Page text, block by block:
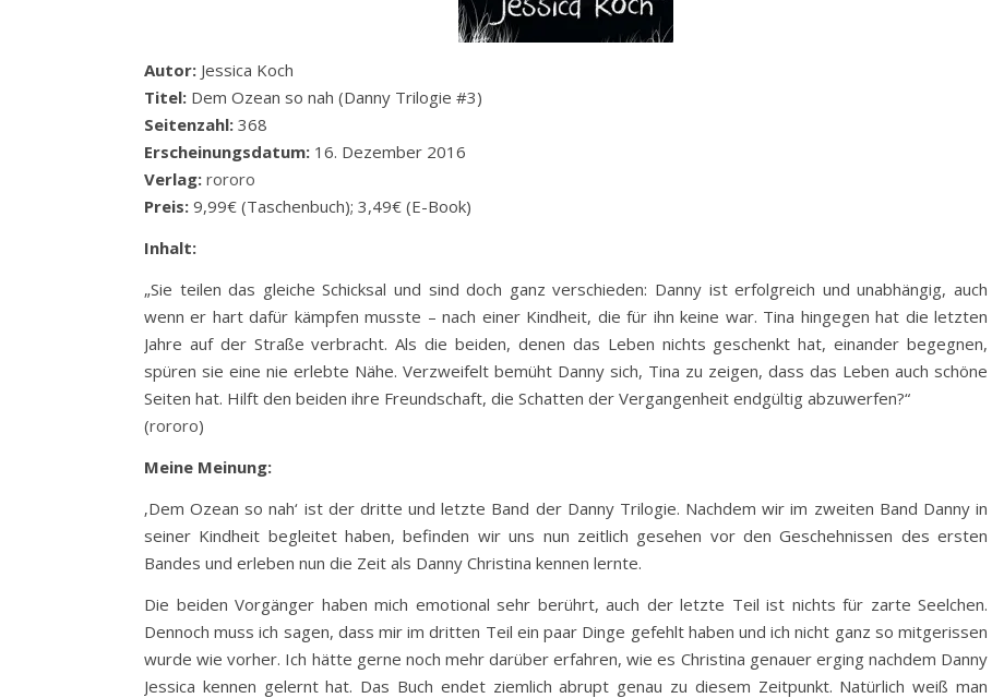
Autor: Jessica Koch
Titel: Dem Ozean so nah (Danny Trilogie #3)
Seitenzahl: 368
Erscheinungsdatum: 16. Dezember 2016
Verlag: rororo
Preis: 9,99€ (Taschenbuch); 3,49€ (E-Book)
Inhalt:
„Sie teilen das gleiche Schicksal und sind doch ganz verschieden: Danny ist erfolgreich und unabhängig, auch
wenn er hart dafür kämpfen musste – nach einer Kindheit, die für ihn keine war. Tina hingegen hat die letzten
Jahre auf der Straße verbracht. Als die beiden, denen das Leben nichts geschenkt hat, einander begegnen,
spüren sie eine nie erlebte Nähe. Verzweifelt bemüht Danny sich, Tina zu zeigen, dass das Leben auch schöne
Seiten hat. Hilft den beiden ihre Freundschaft, die Schatten der Vergangenheit endgültig abzuwerfen?“
(rororo)
Meine Meinung:
‚Dem Ozean so nah‘ ist der dritte und letzte Band der Danny Trilogie. Nachdem wir im zweiten Band Danny in
seiner Kindheit begleitet haben, befinden wir uns nun zeitlich gesehen vor den Geschehnissen des ersten
Bandes und erleben nun die Zeit als Danny Christina kennen lernte.
Die beiden Vorgänger haben mich emotional sehr berührt, auch der letzte Teil ist nichts für zarte Seelchen.
Dennoch muss ich sagen, dass mir im dritten Teil ein paar Dinge gefehlt haben und ich nicht ganz so mitgerissen
wurde wie vorher. Ich hätte gerne noch mehr darüber erfahren, wie es Christina genauer erging nachdem Danny
Jessica kennen gelernt hat. Das Buch endet ziemlich abrupt genau zu diesem Zeitpunkt. Natürlich weiß man